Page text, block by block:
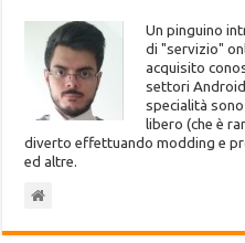
Un pinguino
di "servizio"
acquisito
settori
specialità
libero (che è
diverto effettuando modding e
ed altre.